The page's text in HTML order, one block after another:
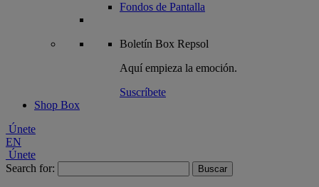
Fondos de Pantalla
Boletín Box Repsol
Aquí empieza la emoción.
Suscríbete
Shop Box
Únete
EN
Únete
Search for: